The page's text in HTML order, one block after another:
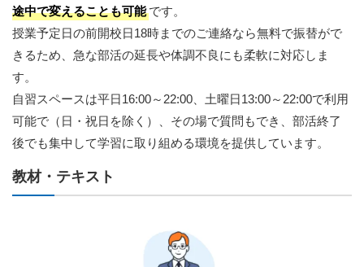
途中で変えることも可能 です。
授業予定日の前開校日18時までのご連絡なら無料で振替がで
きるため、急な部活の延長や体調不良にも柔軟に対応しま
す。
自習スペースは平日16:00～22:00、土曜日13:00～22:00で利用
可能で（日・祝日を除く）、その場で質問もでき、部活終了
後でも集中して学習に取り組める環境を提供しています。
教材・テキスト